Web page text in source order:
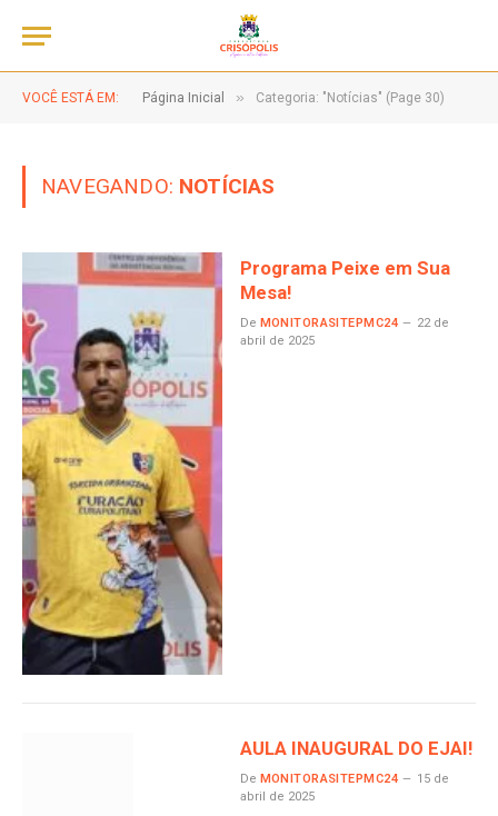
VOCÊ ESTÁ EM: Página Inicial » Categoria: "Notícias" (Page 30)
NAVEGANDO: NOTÍCIAS
Programa Peixe em Sua
Mesa!
De MONITORASITEPMC24
22 de
abril de 2025
AULA INAUGURAL DO EJAI!
De MONITORASITEPMC24
15 de
abril de 2025